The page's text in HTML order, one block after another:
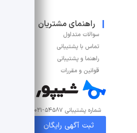
راهنمای مشتریان
سوالات متداول
تماس با پشتیبانی
راهنما و پشتیبانی
قوانین و مقررات
شماره پشتیبانی ۵۴۵۸۷-۰۲۱
ثبت آگهی رایگان